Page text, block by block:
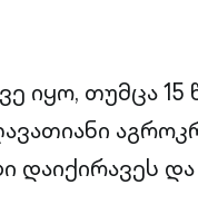
იყო, თუმცა
დაიქირავეს